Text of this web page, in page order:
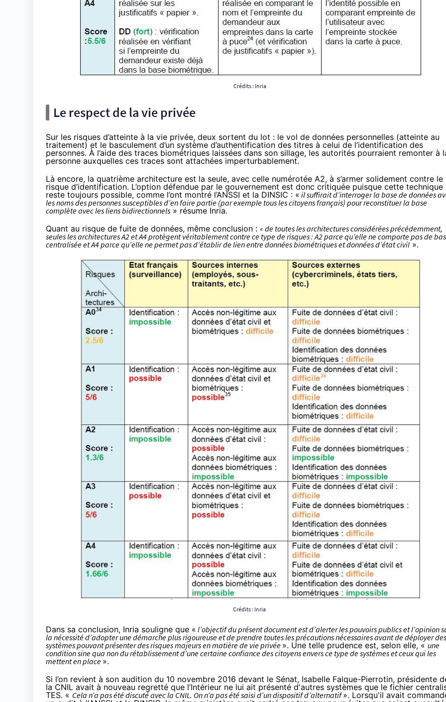
Crédits : Inria
Le respect de la vie privée
Sur les risques d’atteinte à la vie privée, deux sortent du lot : le vol de données personnelles (atteinte au
traitement) et le basculement d’un système d’authentification des titres à celui de l’identification des
personnes. À l’aide des traces biométriques laissées dans son sillage, les autorités pourraient remonter à
personne auxquelles ces traces sont attachées imperturbablement.
Là encore, la quatrième architecture est la seule, avec celle numérotée A2, à s’armer solidement contre le
risque d’identification. L’option défendue par le gouvernement est donc critiquée puisque cette technique
reste toujours possible, comme l’ont montré l’ANSSI et la DINSIC : « il suffirait d’interroger la base de données
les noms des personnes susceptibles d’en faire partie (par exemple tous les citoyens français) pour reconstituer la base
complète avec les liens bidirectionnels » résume Inria.
Quant au risque de fuite de données, même conclusion : « de toutes les architectures considérées précédemment,
seules les architectures A2 et A4 protègent véritablement contre ce type de risques : A2 parce qu’elle ne comporte pas de
centralisée et A4 parce qu’elle ne permet pas d’établir de lien entre données biométriques et données d’état civil ».
Crédits : Inria
Dans sa conclusion, Inria souligne que « l’objectif du présent document est d’alerter les pouvoirs publics et l’opinion
la nécessité d’adopter une démarche plus rigoureuse et de prendre toutes les précautions nécessaires avant de déployer des
systèmes pouvant présenter des risques majeurs en matière de vie privée ». Une telle prudence est, selon elle, « une
condition sine qua non du rétablissement d’une certaine confiance des citoyens envers ce type de systèmes et ceux qui les
mettent en place ».
Si l’on revient à son audition du 10 novembre 2016 devant le Sénat, Isabelle Falque-Pierrotin, présidente
la CNIL avait à nouveau regretté que l’Intérieur ne lui ait présenté d'autres systèmes que le fichier
TES. « Cela n’a pas été discuté avec la CNIL. On n’a pas été saisi d’un dispositif d’alternatif». Lorsqu'il avait